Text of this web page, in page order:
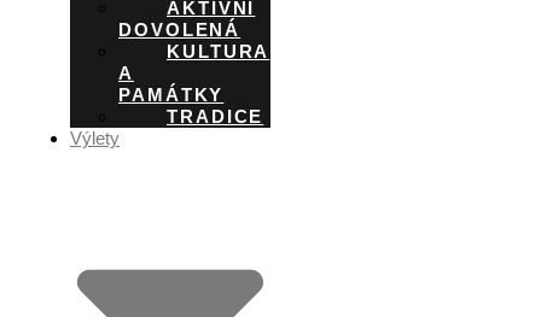
AKTIVNÍ
DOVOLENÁ
KULTURA
A
PAMÁTKY
TRADICE
Výlety